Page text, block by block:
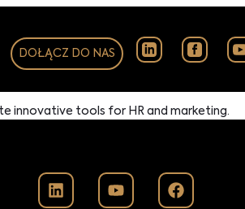
DOŁĄCZ DO NAS
innovative tools for HR and marketing.